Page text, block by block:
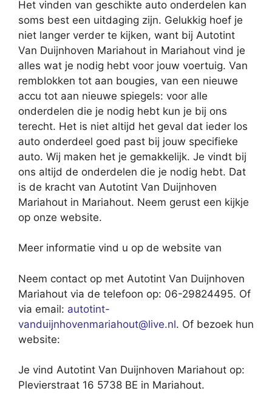
Het vinden van geschikte auto onderdelen kan
soms best een uitdaging zijn. Gelukkig hoef je
niet langer verder te kijken, want bij Autotint
Van Duijnhoven Mariahout in Mariahout vind je
alles wat je nodig hebt voor jouw voertuig. Van
remblokken tot aan bougies, van een nieuwe
accu tot aan nieuwe spiegels: voor alle
onderdelen die je nodig hebt kun je bij ons
terecht. Het is niet altijd het geval dat ieder los
auto onderdeel goed past bij jouw specifieke
auto. Wij maken het je gemakkelijk. Je vindt bij
ons altijd de onderdelen die je nodig hebt. Dat
is de kracht van Autotint Van Duijnhoven
Mariahout in Mariahout. Neem gerust een kijkje
op onze website.
Meer informatie vind u op de website van
Neem contact op met Autotint Van Duijnhoven
Mariahout via de telefoon op: 06-29824495. Of
via email: autotint-
vanduijnhovenmariahout@live.nl. Of bezoek hun
website:
Je vind Autotint Van Duijnhoven Mariahout op:
Plevierstraat 16 5738 BE in Mariahout.